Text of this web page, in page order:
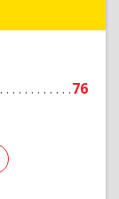
76
Подробнее